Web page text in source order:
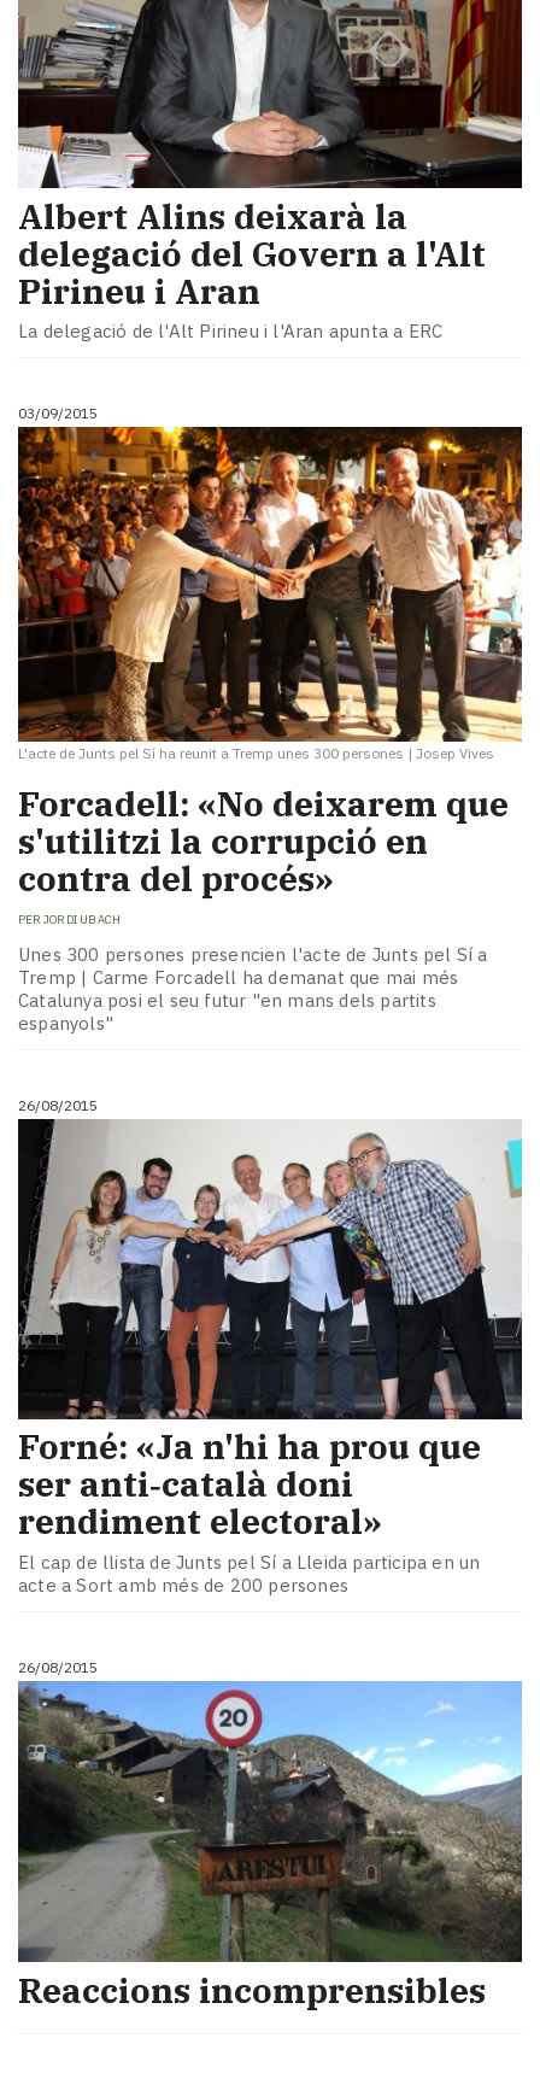
Albert Alins deixarà la
delegació del Govern a l'Alt
Pirineu i Aran
La delegació de l'Alt Pirineu i l'Aran apunta a ERC
03/09/2015
L'acte de Junts pel Sí ha reunit a Tremp unes 300 persones | Josep Vives
Forcadell: «No deixarem que
s'utilitzi la corrupció en
contra del procés»
PER JORDI UBACH
Unes 300 persones presencien l'acte de Junts pel Sí a
Tremp | Carme Forcadell ha demanat que mai més
Catalunya posi el seu futur "en mans dels partits
espanyols"
26/08/2015
Forné: «Ja n'hi ha prou que
ser anti‑català doni
rendiment electoral»
El cap de llista de Junts pel Sí a Lleida participa en un
acte a Sort amb més de 200 persones
26/08/2015
Reaccions incomprensibles